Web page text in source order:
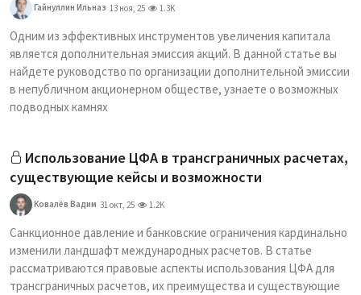
Гайнуллин Ильназ 13 ноя, 25 1.3K
Одним из эффективных инструментов увеличения капитала
является дополнительная эмиссия акций. В данной статье вы
найдете руководство по организации дополнительной эмиссии
в непубличном акционерном обществе, узнаете о возможных
подводных камнях
Использование ЦФА в трансграничных расчетах,
существующие кейсы и возможности
Ковалёв Вадим 31 окт, 25 1.2K
Санкционное давление и банковские ограничения кардинально
изменили ландшафт международных расчетов. В статье
рассматриваются правовые аспекты использования ЦФА для
трансграничных расчетов, их преимущества и существующие